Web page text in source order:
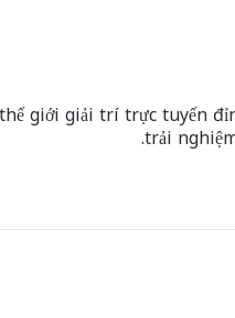
giới giải trí trực tuyến
trải